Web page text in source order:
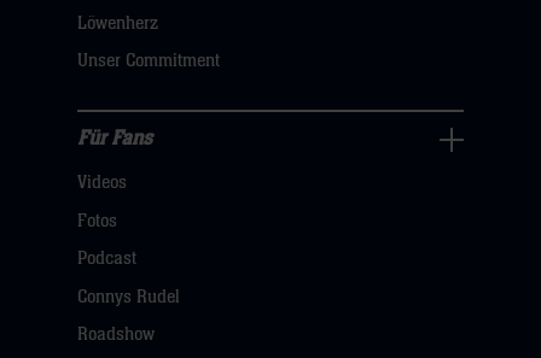
dann
klicken
hier
Löwenherz
Unser Commitment
Fans
Navigation
öffnen,
Für Fans
Videos
Fotos
Podcast
Connys Rudel
Roadshow